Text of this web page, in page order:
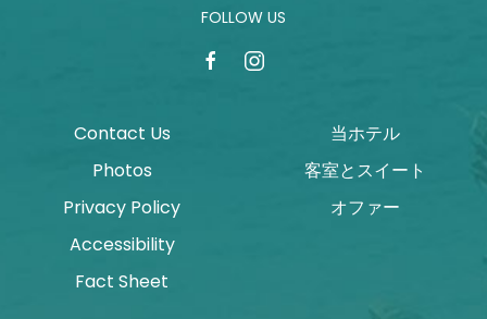
FOLLOW US
facebookinstagram
Contact Us
Photos
Privacy Policy
Accessibility
Fact Sheet
当ホテル
客室とスイート
オファー